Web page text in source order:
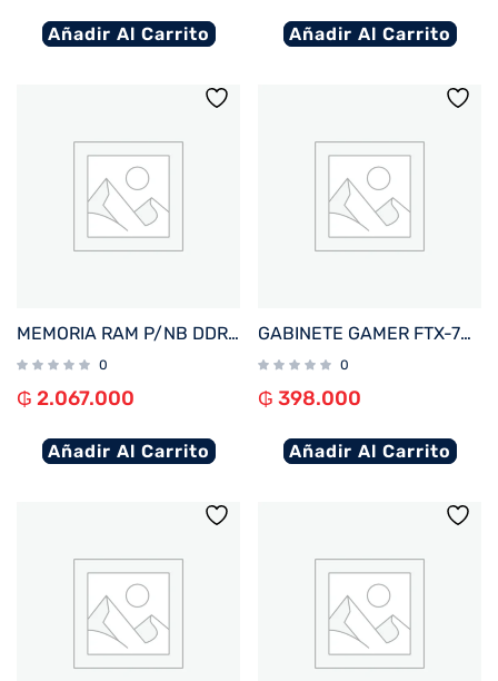
Añadir Al Carrito Añadir Al Carrito
MEMORIA RAM P/NB DDR5 16GB 6400 KINGSTON FURY IMPACT BK KF564S38IB-16
0
₲ 2.067.000
Añadir Al Carrito
GABINETE GAMER FTX-702WH VIDRIO TEMPLADO MATX/MITX BLANCO
0
₲ 398.000
Añadir Al Carrito